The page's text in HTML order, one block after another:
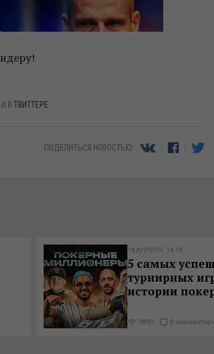
И В ТВИТТЕРЕ
ПОДЕЛИТЬСЯ НОВОСТЬЮ:
18 АПРЕЛЯ, 14:18
5 самых
турнирных
истории
3890 8